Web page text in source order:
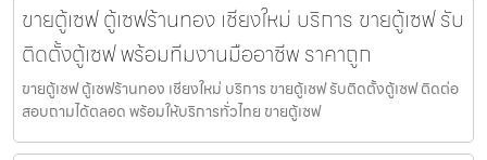
ขายตู้เซฟ ตู้เซฟร้านทอง เชียงใหม่ บริการ ขายตู้เซฟ รับ
ติดตั้งตู้เซฟ พร้อมทีมงานมืออาชีพ ราคาถูก
ขายตู้เซฟ ตู้เซฟร้านทอง เชียงใหม่ บริการ ขายตู้เซฟ รับติดตั้งตู้เซฟ ติดต่อ
สอบถามได้ตลอด พร้อมให้บริการทั่วไทย ขายตู้เซฟ